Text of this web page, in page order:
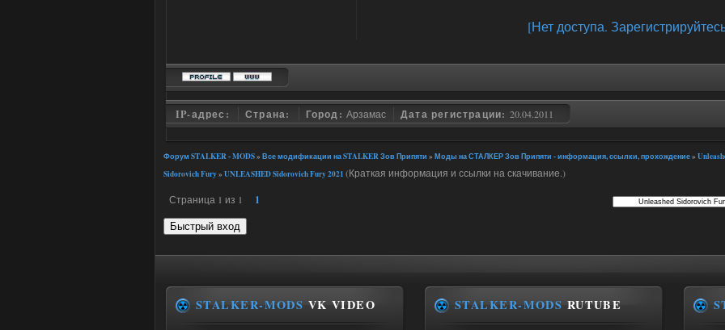
[Нет доступа.
IP-адрес: Страна: Город:Арзамас Дата регистрации: 20.04.2011
Форум STALKER - MODS» Все модификации на STALKER Зов Припяти » Моды на СТАЛКЕР Зов Припяти - информация, ссылки, прохождение»
Sidorovich Fury» UNLEASHED Sidorovich Fury 2021 (Краткая информация и ссылки на скачивание.)
Страница 1 из 1 1
STALKER-MODS VK VIDEO STALKER-MODS RUTUBE